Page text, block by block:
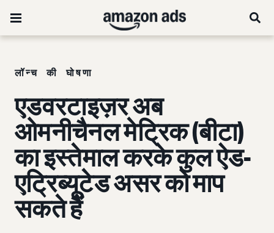
लॉन्च की घोषणा
एडवरटाइज़र अब
ओमनीचैनल मेट्रिक (बीटा)
का इस्तेमाल करके कुल ऐड-
एट्रिब्यूटेड असर को माप
सकते हैं